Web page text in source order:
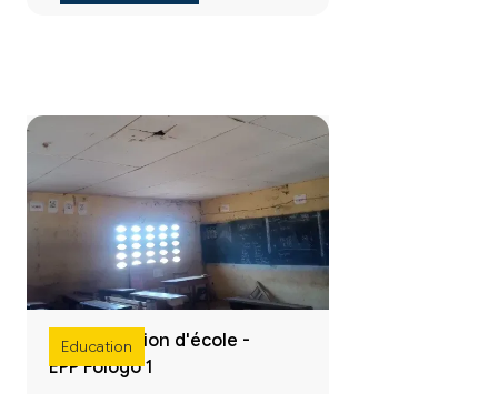
Education
Réhabilitation d'école -
EPP Fologo 1